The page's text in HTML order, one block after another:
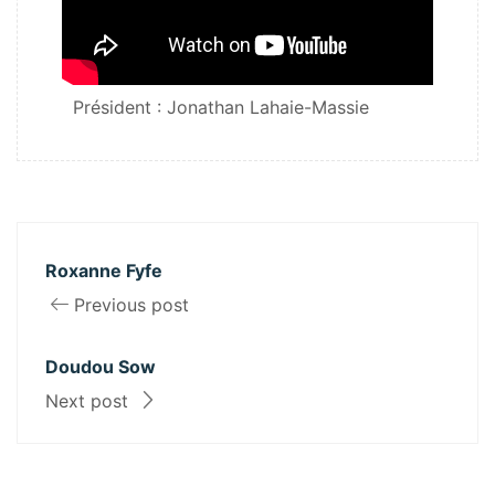
Président : Jonathan Lahaie-Massie
Roxanne Fyfe
Previous post
Doudou Sow
Next post